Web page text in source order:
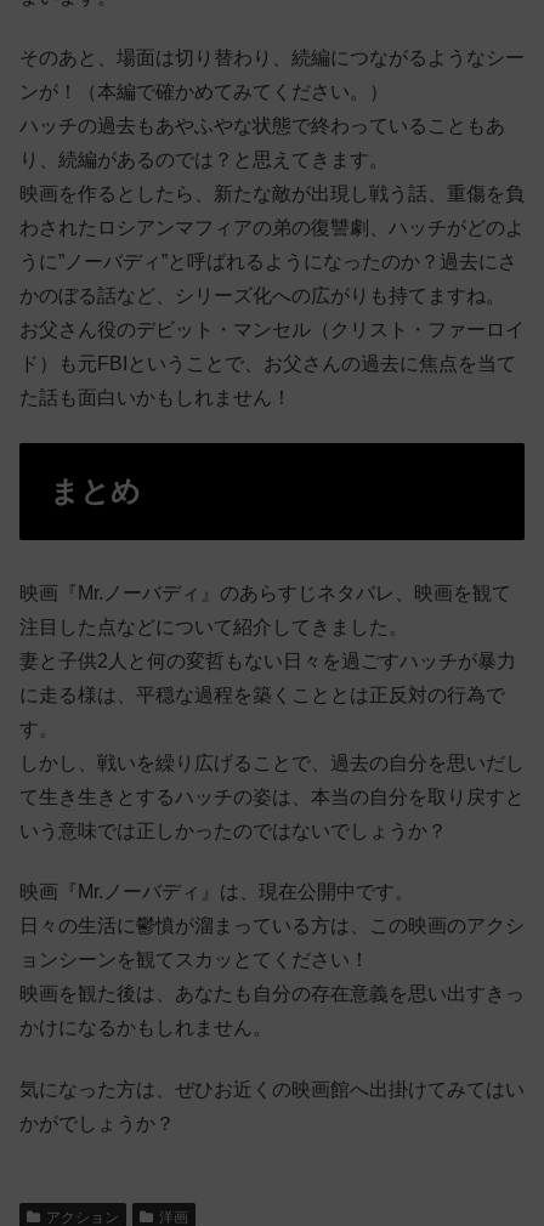
そのあと、場面は切り替わり、続編につながるようなシー
ンが！（本編で確かめてみてください。）
ハッチの過去もあやふやな状態で終わっていることもあ
り、続編があるのでは？と思えてきます。
映画を作るとしたら、新たな敵が出現し戦う話、重傷を負
わされたロシアンマフィアの弟の復讐劇、ハッチがどのよ
うに”ノーバディ”と呼ばれるようになったのか？過去にさ
かのぼる話など、シリーズ化への広がりも持てますね。
お父さん役のデビット・マンセル（クリスト・ファーロイ
ド）も元FBIということで、お父さんの過去に焦点を当て
た話も面白いかもしれません！
まとめ
映画『Mr.ノーバディ』のあらすじネタバレ、映画を観て
注目した点などについて紹介してきました。
妻と子供2人と何の変哲もない日々を過ごすハッチが暴力
に走る様は、平穏な過程を築くこととは正反対の行為で
す。
しかし、戦いを繰り広げることで、過去の自分を思いだし
て生き生きとするハッチの姿は、本当の自分を取り戻すと
いう意味では正しかったのではないでしょうか？
映画『Mr.ノーバディ』は、現在公開中です。
日々の生活に鬱憤が溜まっている方は、この映画のアクシ
ョンシーンを観てスカッとてください！
映画を観た後は、あなたも自分の存在意義を思い出すきっ
かけになるかもしれません。
気になった方は、ぜひお近くの映画館へ出掛けてみてはい
かがでしょうか？
アクション 洋画